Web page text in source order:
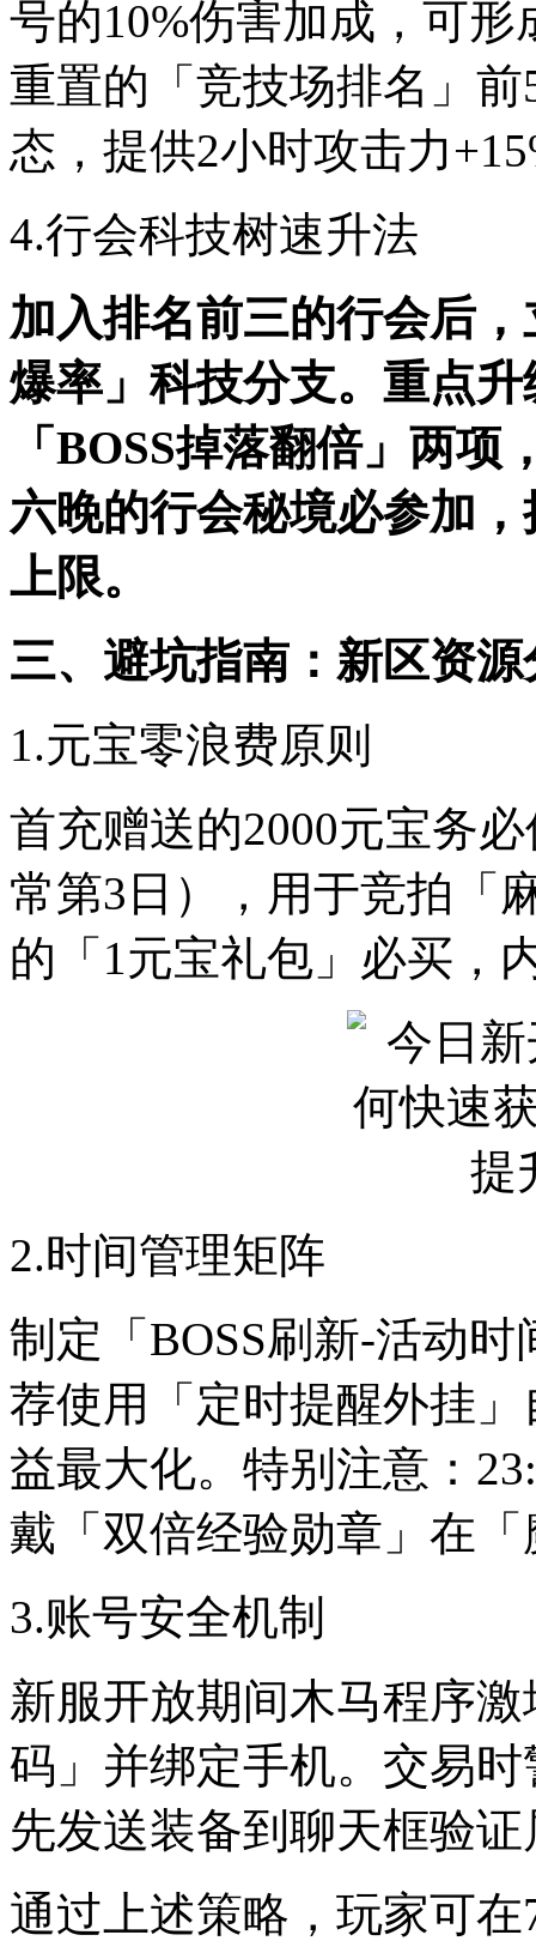
号的10%伤害加成，可
重置的「竞技场排名」
态，提供2小时攻击力
4.行会科技树速升法
加入排名前三的行会后
爆率」科技分支。重点
「BOSS掉落翻倍」两
六晚的行会秘境必参加
上限。
三、避坑指南：新区资
1.元宝零浪费原则
首充赠送的2000元宝务
常第3日），用于竞拍「
的「1元宝礼包」必买，
2.时间管理矩阵
制定「BOSS刷新-活动
荐使用「定时提醒外挂
益最大化。特别注意：
戴「双倍经验勋章」在
3.账号安全机制
新服开放期间木马程序
码」并绑定手机。交易
先发送装备到聊天框验
通过上述策略，玩家可